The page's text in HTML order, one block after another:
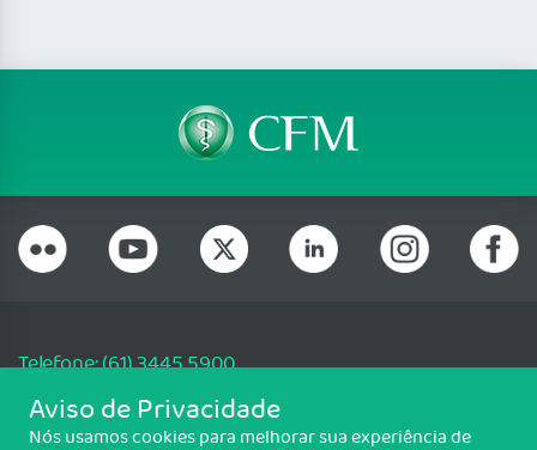
Telefone: (61) 3445 5900
Email: cfm@portalmedico.org.br
SGAS 616, Conjunto D, Lote 115, L2 Sul, Brasília/DF - CEP: 70200-760 -
Aviso de Privacidade
Nós usamos cookies para melhorar sua experiência de